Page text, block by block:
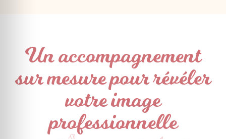
Un accompagnement
sur mesure pour révéler
votre image
professionnelle